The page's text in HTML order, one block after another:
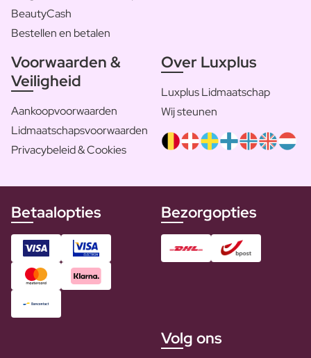
BeautyCash
Bestellen en betalen
Voorwaarden &
Veiligheid
Aankoopvoorwaarden
Lidmaatschapsvoorwaarden
Privacybeleid & Cookies
Over Luxplus
Luxplus Lidmaatschap
Wij steunen
Betaalopties Bezorgopties
Volg ons